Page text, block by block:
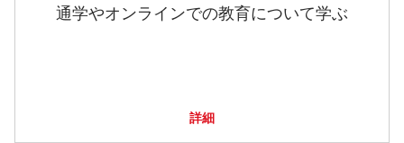
通学やオンラインでの教育について学ぶ
詳細